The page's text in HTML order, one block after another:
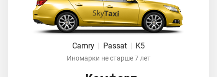
Camry Passat K5
Иномарки не старше 7 лет